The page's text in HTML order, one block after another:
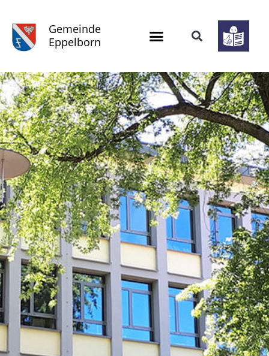
Gemeinde
Eppelborn